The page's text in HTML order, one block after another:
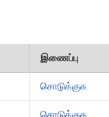
இணைப்பு
சொடுக்குக